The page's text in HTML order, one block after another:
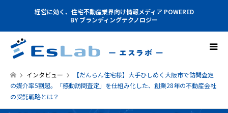
経営に効く、住宅不動産業界向け情報メディア POWERED
BY ブランディングテクノロジー
インタビュー
【だんらん住宅様】大手ひしめく大阪市で訪問査定
の媒介率5割超。「感動訪問査定」を仕組み化した、創業28年の不動産会社
の受託戦略とは？